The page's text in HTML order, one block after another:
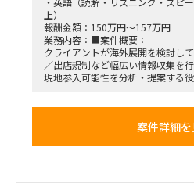
上）
報酬金額：150万円～157万円
業務内容：■案件概要：
クライアントが海外展開を検討し
／出店規制など幅広い情報収集を行
現地参入可能性を分析・提案する役
・展開候補都市の選定と示唆出し
案件詳細を